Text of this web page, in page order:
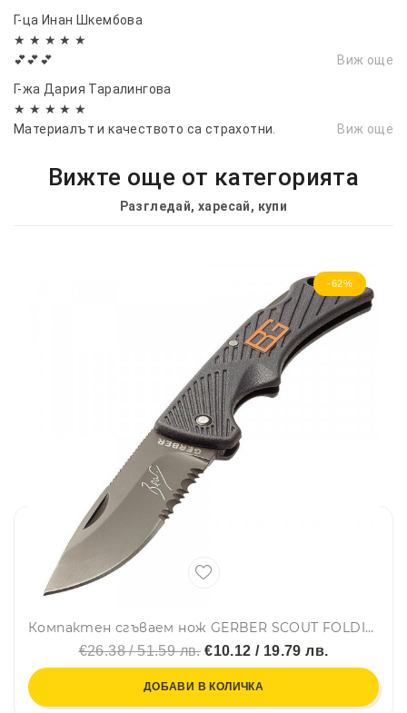
Г-ца Инан Шкембова
★ ★ ★ ★ ★
💕💕💕
Виж още
Г-жа Дария Таралингова
★ ★ ★ ★ ★
Материалът и качеството са страхотни.
Виж още
Вижте още от категорията
Разгледай, харесай, купи
-62%
Компактен сгъваем нож GERBER SCOUT FOLDING KNIFE, лек, със защита и трион на острието
€26.38 / 51.59 лв.€10.12 / 19.79 лв.
ДОБАВИ В КОЛИЧКА